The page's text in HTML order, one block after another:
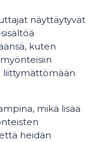
näyttäytyvät
kuten
liittymättömään
mikä lisää
heidän